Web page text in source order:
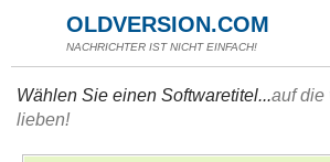
OLDVERSION.COM
NACHRICHTER IST NICHT EINFACH!
Wählen Sie einen Softwaretitel...auf die
lieben!